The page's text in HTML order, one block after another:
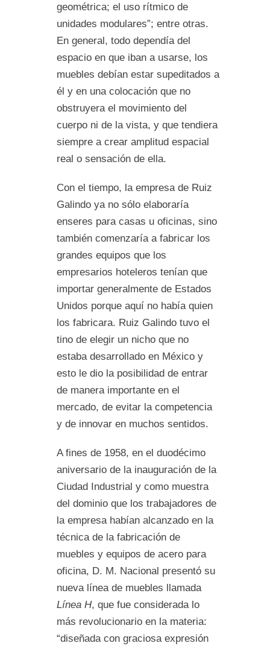
geométrica; el uso rítmico de
unidades modulares”; entre otras.
En general, todo dependía del
espacio en que iban a usarse, los
muebles debían estar supeditados a
él y en una colocación que no
obstruyera el movimiento del
cuerpo ni de la vista, y que tendiera
siempre a crear amplitud espacial
real o sensación de ella.
Con el tiempo, la empresa de Ruiz
Galindo ya no sólo elaboraría
enseres para casas u oficinas, sino
también comenzaría a fabricar los
grandes equipos que los
empresarios hoteleros tenían que
importar generalmente de Estados
Unidos porque aquí no había quien
los fabricara. Ruiz Galindo tuvo el
tino de elegir un nicho que no
estaba desarrollado en México y
esto le dio la posibilidad de entrar
de manera importante en el
mercado, de evitar la competencia
y de innovar en muchos sentidos.
A fines de 1958, en el duodécimo
aniversario de la inauguración de la
Ciudad Industrial y como muestra
del dominio que los trabajadores de
la empresa habían alcanzado en la
técnica de la fabricación de
muebles y equipos de acero para
oficina, D. M. Nacional presentó su
nueva línea de muebles llamada
Línea H, que fue considerada lo
más revolucionario en la materia:
“diseñada con graciosa expresión